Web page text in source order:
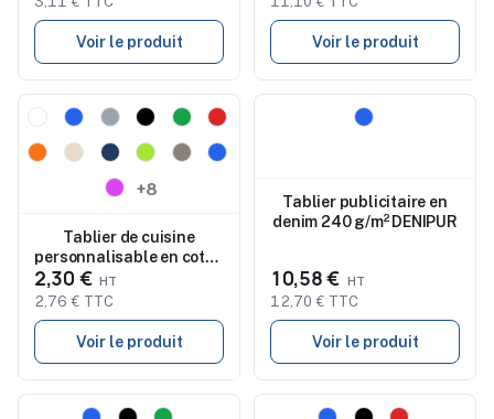
Voir le produit Voir le produit
Nouveau
+8
Tablier de cuisine
personnalisable en coton
KITAB
2,30 €
2,76 € TTC
Voir le produit
Tablier publicitaire en
denim 240 g/m² DENIPUR
10,58 €
12,70 € TTC
Voir le produit